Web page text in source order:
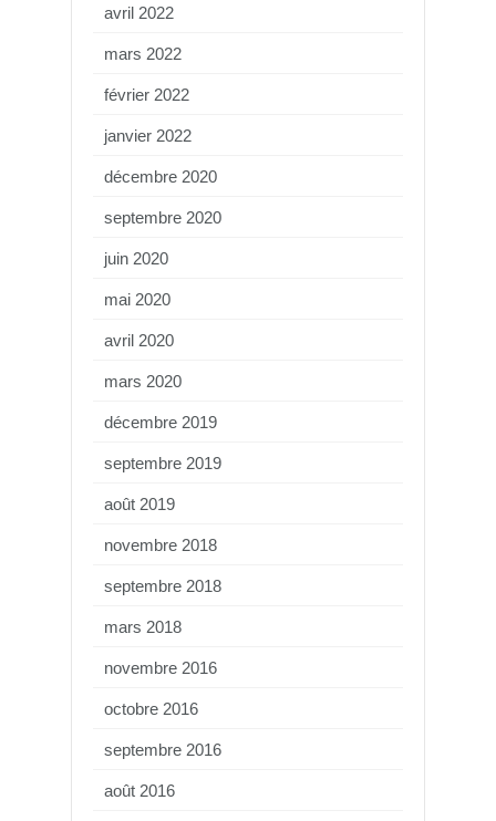
avril 2022
mars 2022
février 2022
janvier 2022
décembre 2020
septembre 2020
juin 2020
mai 2020
avril 2020
mars 2020
décembre 2019
septembre 2019
août 2019
novembre 2018
septembre 2018
mars 2018
novembre 2016
octobre 2016
septembre 2016
août 2016